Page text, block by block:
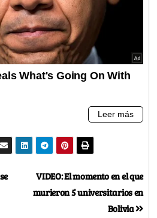
VIDEO: El momento en el que
murieron 5 universitarios en
Bolivia